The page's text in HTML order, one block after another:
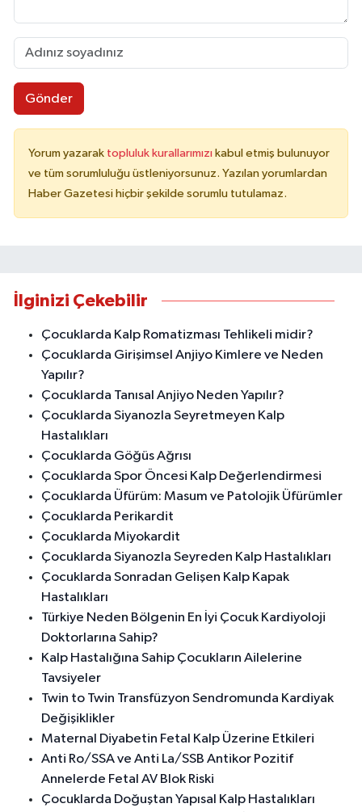
Gönder
Yorum yazarak topluluk kurallarımızı kabul etmiş bulunuyor
ve tüm sorumluluğu üstleniyorsunuz. Yazılan yorumlardan
Haber Gazetesi hiçbir şekilde sorumlu tutulamaz.
İlginizi Çekebilir
Çocuklarda Kalp Romatizması Tehlikeli midir?
Çocuklarda Girişimsel Anjiyo Kimlere ve Neden
Yapılır?
Çocuklarda Tanısal Anjiyo Neden Yapılır?
Çocuklarda Siyanozla Seyretmeyen Kalp
Hastalıkları
Çocuklarda Göğüs Ağrısı
Çocuklarda Spor Öncesi Kalp Değerlendirmesi
Çocuklarda Üfürüm: Masum ve Patolojik Üfürümler
Çocuklarda Perikardit
Çocuklarda Miyokardit
Çocuklarda Siyanozla Seyreden Kalp Hastalıkları
Çocuklarda Sonradan Gelişen Kalp Kapak
Hastalıkları
Türkiye Neden Bölgenin En İyi Çocuk Kardiyoloji
Doktorlarına Sahip?
Kalp Hastalığına Sahip Çocukların Ailelerine
Tavsiyeler
Twin to Twin Transfüzyon Sendromunda Kardiyak
Değişiklikler
Maternal Diyabetin Fetal Kalp Üzerine Etkileri
Anti Ro/SSA ve Anti La/SSB Antikor Pozitif
Annelerde Fetal AV Blok Riski
Çocuklarda Doğuştan Yapısal Kalp Hastalıkları